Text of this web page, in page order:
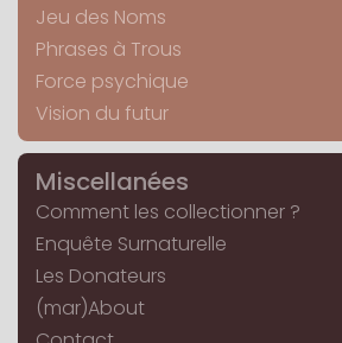
Jeu des Noms
Phrases à Trous
Force psychique
Vision du futur
Miscellanées
Comment les collectionner ?
Enquête Surnaturelle
Les Donateurs
(mar)About